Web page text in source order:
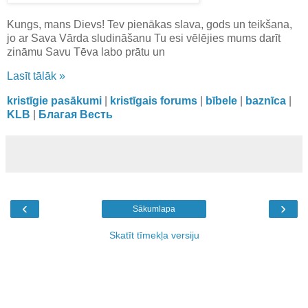
Kungs, mans Dievs! Tev pienākas slava, gods un teikšana,
jo ar Sava Vārda sludināšanu Tu esi vēlējies mums darīt
zināmu Savu Tēva labo prātu un
Lasīt tālāk »
kristīgie pasākumi kristīgais forums bībele baznīca
KLB
Благая Весть
‹ ›
Sākumlapa
Skatīt tīmekļa versiju